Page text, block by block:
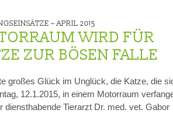
–APRIL 2015
WIRD FÜR
ZUR BÖSEN FALLE
großes Glück im Unglück, die Katze, die
12.1.2015, in einem Motorraum
diensthabende Tierarzt Dr. med. vet. Gabor